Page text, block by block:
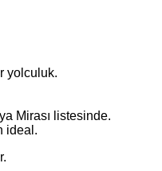
yolculuk.
Mirası listesinde.
ideal.